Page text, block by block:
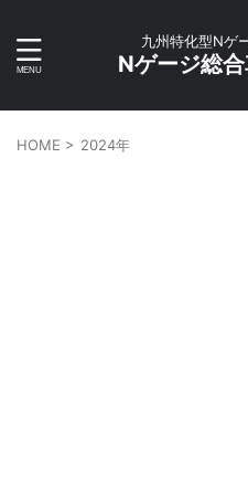
九州特化型Nゲ
Nゲージ総
HOME > 2024年